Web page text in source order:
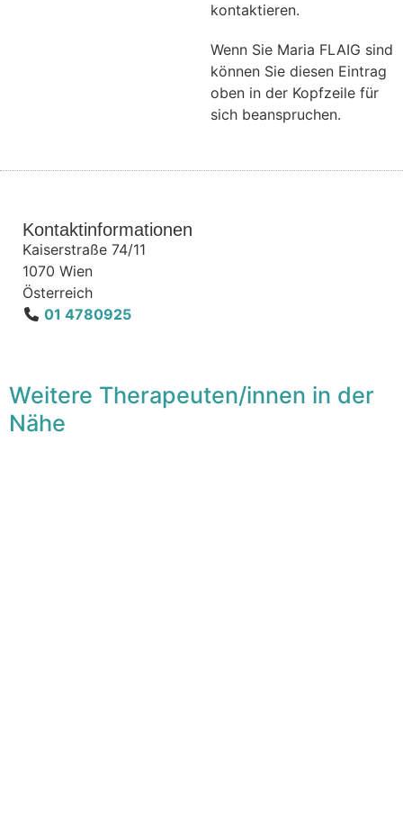
kontaktieren.
Wenn Sie Maria FLAIG sind
können Sie diesen Eintrag
oben in der Kopfzeile für
sich beanspruchen.
Kontaktinformationen
Kaiserstraße 74/11
1070 Wien
Österreich
01 4780925
Weitere Therapeuten/innen in der
Nähe